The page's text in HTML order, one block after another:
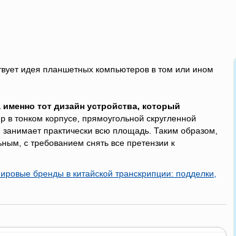
идея планшетных компьютеров в том или ином
именно тот дизайн устройства, который
в тонком корпусе, прямоугольной скругленной
практически всю площадь. Таким образом,
с требованием снять все претензии к
бренды в китайской транскрипции: подделки,